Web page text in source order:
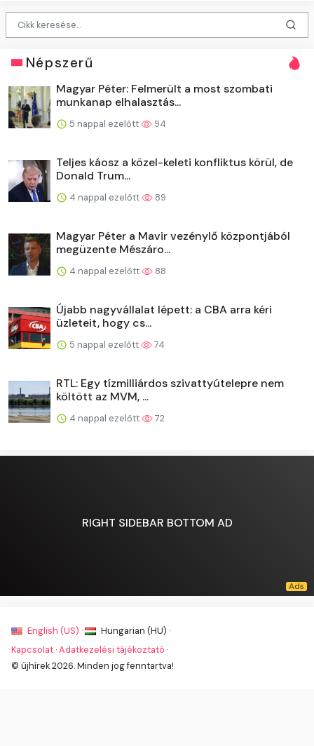
Népszerű
Magyar Péter: Felmerült a most szombati
munkanap elhalasztás...
5 nappal ezelőtt 94
Teljes káosz a közel-keleti konfliktus körül, de
Donald Trum...
4 nappal ezelőtt 89
Magyar Péter a Mavir vezénylő központjából
megüzente Mészáro...
4 nappal ezelőtt 88
Újabb nagyvállalat lépett: a CBA arra kéri
üzleteit, hogy cs...
5 nappal ezelőtt 74
RTL: Egy tízmilliárdos szivattyútelepre nem
költött az MVM, ...
4 nappal ezelőtt 72
RIGHT SIDEBAR BOTTOM AD
English (US) ·
Hungarian (HU) ·
Kapcsolat ·Adatkezelési tájékoztató ·
© újhírek 2026. Minden jog fenntartva!